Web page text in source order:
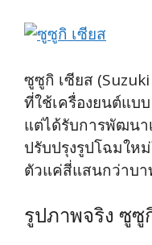
ซูซูกิ เซียส
ที่ใช้เครื่องยนต์แบ
แต่ได้รับการพัฒนา
ปรับปรุงรูปโฉมให
ตัวแค่สี่แสนกว่าบ
รูปภาพจริง ซูซู